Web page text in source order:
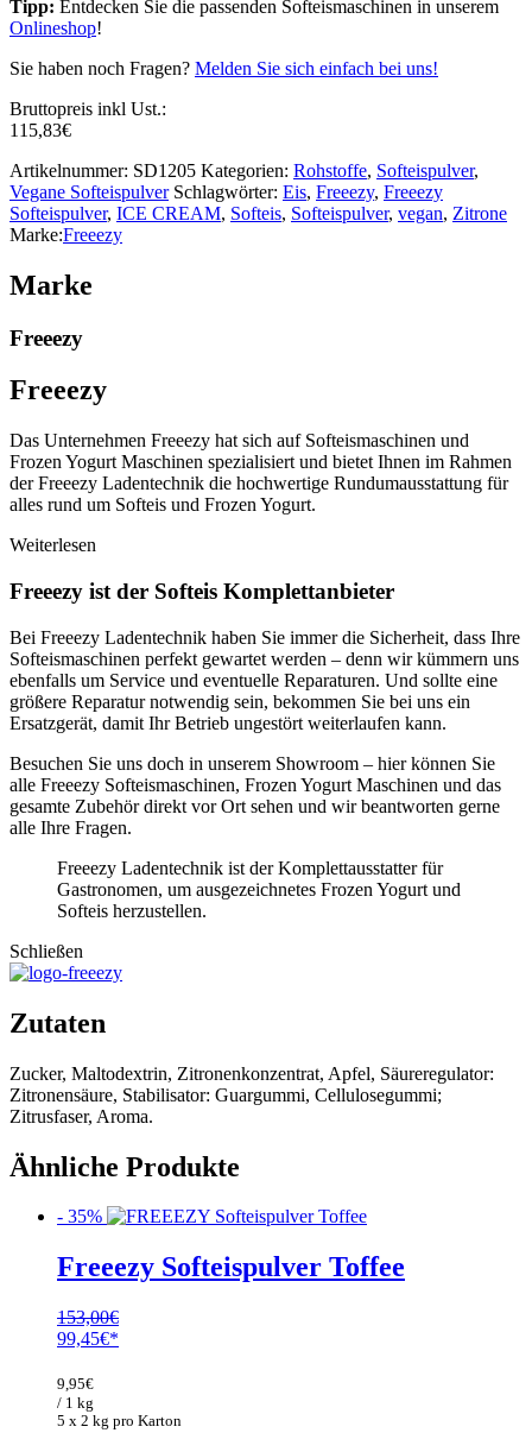
Tipp: Entdecken Sie die passenden Softeismaschinen in unserem
Onlineshop!
Sie haben noch Fragen? Melden Sie sich einfach bei uns!
Bruttopreis inkl Ust.:
115,83€
Artikelnummer: SD1205 Kategorien: Rohstoffe, Softeispulver,
Vegane Softeispulver Schlagwörter: Eis, Freeezy, Freeezy
Softeispulver, ICE CREAM, Softeis, Softeispulver, vegan, Zitrone
Marke:Freeezy
Marke
Freeezy
Freeezy
Das Unternehmen Freeezy hat sich auf Softeismaschinen und
Frozen Yogurt Maschinen spezialisiert und bietet Ihnen im Rahmen
der Freeezy Ladentechnik die hochwertige Rundumausstattung für
alles rund um Softeis und Frozen Yogurt.
Weiterlesen
Freeezy ist der Softeis Komplettanbieter
Bei Freeezy Ladentechnik haben Sie immer die Sicherheit, dass Ihre
Softeismaschinen perfekt gewartet werden – denn wir kümmern uns
ebenfalls um Service und eventuelle Reparaturen. Und sollte eine
größere Reparatur notwendig sein, bekommen Sie bei uns ein
Ersatzgerät, damit Ihr Betrieb ungestört weiterlaufen kann.
Besuchen Sie uns doch in unserem Showroom – hier können Sie
alle Freeezy Softeismaschinen, Frozen Yogurt Maschinen und das
gesamte Zubehör direkt vor Ort sehen und wir beantworten gerne
alle Ihre Fragen.
Freeezy Ladentechnik ist der Komplettausstatter für
Gastronomen, um ausgezeichnetes Frozen Yogurt und
Softeis herzustellen.
Schließen
Zutaten
Zucker, Maltodextrin, Zitronenkonzentrat, Apfel, Säureregulator:
Zitronensäure, Stabilisator: Guargummi, Cellulosegummi;
Zitrusfaser, Aroma.
Ähnliche Produkte
- 35%
Freeezy Softeispulver Toffee
153,00€
Ursprünglicher
war:
153,00€
99,45€
5 x 2 kg pro Karton
9,95€
/ 1 kg